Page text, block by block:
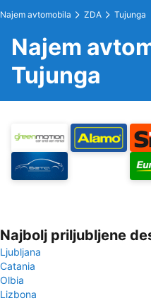
Najem avtomobila ZDA Tujunga
Najem
Tujunga
Najbolj priljubljene
Ljubljana
Catania
Olbia
Lizbona